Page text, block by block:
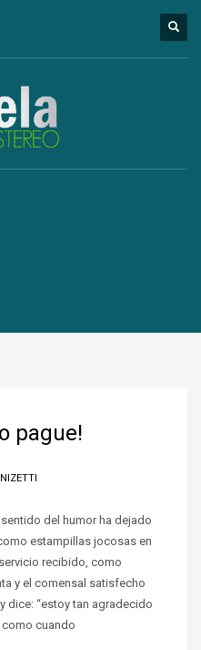
pague!
del humor ha dejado
estampillas jocosas en
recibido, como
y el comensal satisfecho
dice: “estoy tan agradecido
como cuando